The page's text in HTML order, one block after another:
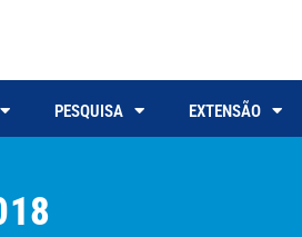
PESQUISA EXTENSÃO